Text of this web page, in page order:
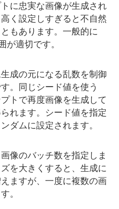
に忠実な画像が生成され
く設定しすぎると不自然
もあります。一般的に
が適切です。
成の元になる乱数を制御
。同じシード値を使う
トで再度画像を生成して
れます。シード値を指定
ダムに設定されます。
像のバッチ数を指定しま
を大きくすると、生成に
ますが、一度に複数の画
。